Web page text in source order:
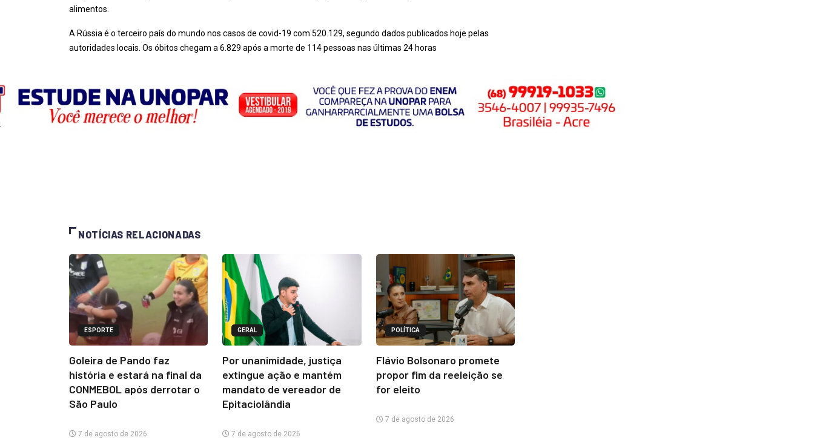
alimentos.
A Rússia é o terceiro país do mundo nos casos de covid-19 com 520.129, segundo dados publicados hoje pelas
autoridades locais. Os óbitos chegam a 6.829 após a morte de 114 pessoas nas últimas 24 horas
NOTÍCIAS RELACIONADAS
ESPORTE
Goleira de Pando faz
história e estará na final da
CONMEBOL após derrotar o
São Paulo
7 de agosto de 2026
GERAL
Por unanimidade, justiça
extingue ação e mantém
mandato de vereador de
Epitaciolândia
7 de agosto de 2026
POLÍTICA
Flávio Bolsonaro promete
propor fim da reeleição se
for eleito
7 de agosto de 2026